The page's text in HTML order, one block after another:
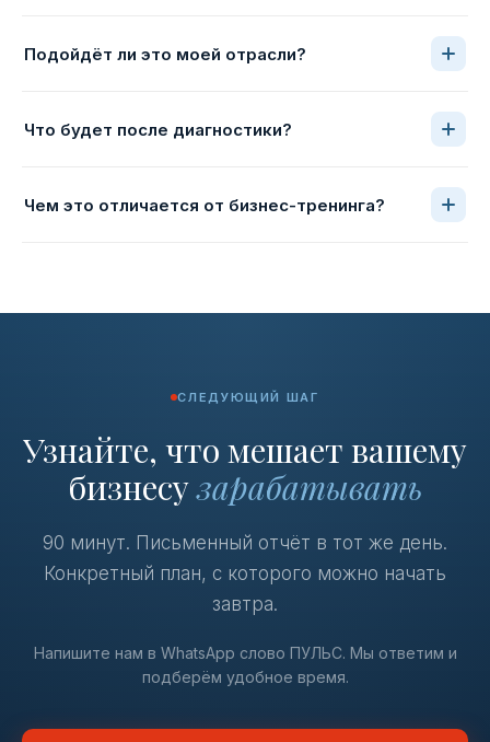
Подойдёт ли это моей отрасли?
Что будет после диагностики?
Чем это отличается от бизнес-тренинга?
СЛЕДУЮЩИЙ ШАГ
Узнайте, что мешает вашему
бизнесузарабатывать
90 минут. Письменный отчёт в тот же день.
Конкретный план, с которого можно начать
завтра.
Напишите нам в WhatsApp слово ПУЛЬС. Мы ответим и
подберём удобное время.